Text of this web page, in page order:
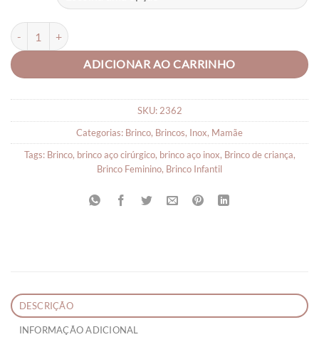
Brinco Aço Inox Cirúrgico Bolinha 7mm quantidade
ADICIONAR AO CARRINHO
SKU: 2362
Categorias: Brinco, Brincos, Inox, Mamãe
Tags: Brinco, brinco aço cirúrgico, brinco aço inox, Brinco de criança,
Brinco Feminino, Brinco Infantil
DESCRIÇÃO
INFORMAÇÃO ADICIONAL